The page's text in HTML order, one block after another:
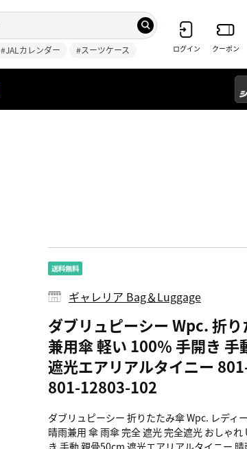
#JALカレンダー #スーツケース ログイン クーポン
ギャレリア Bag＆Luggage
ダブリュピーシー Wpc. 折
兼用傘 軽い 100％ 手開き
遮光エアリアルタイニー
801-12803-102
ダブリュピーシー 折りたたみ傘 Wpc. レディ
晴雨兼用 傘 雨傘 完全 遮光 完全遮光 おしゃれ
き 手動 親骨50cm 遮光エアリアルタイニー